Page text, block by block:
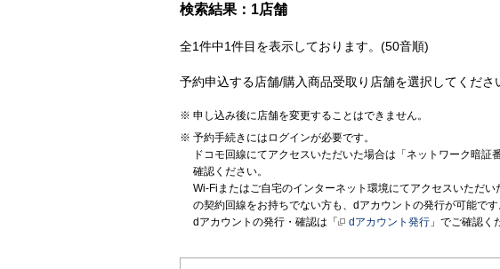
検索結果：1店舗
全1件中1件目を表示しております。(50音順)
予約申込する店舗/購入商品受取り店舗を選択してくださ
申し込み後に店舗を変更することはできません。
予約手続きにはログインが必要です。
ドコモ回線にてアクセスいただいた場合は「ネットワーク暗
確認ください。
Wi-Fiまたはご自宅のインターネット環境にてアクセスいただ
の契約回線をお持ちでない方も、dアカウントの発行が可能です
dアカウントの発行・確認は「
dアカウント発行 」でご確認く